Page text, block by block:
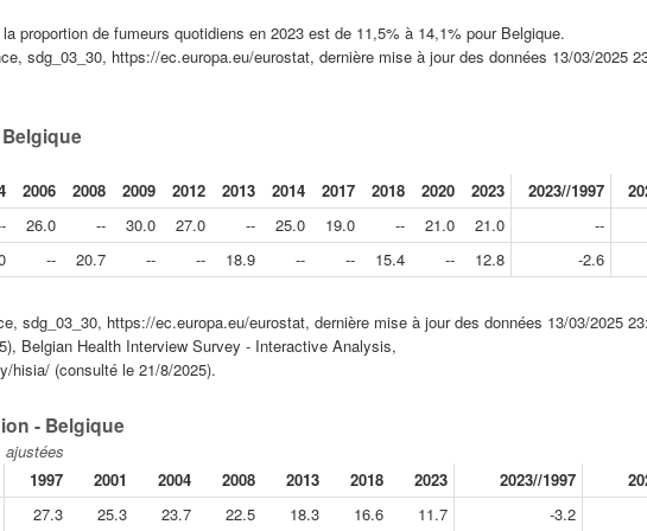
proportion de fumeurs quotidiens en 2023 est de 11,5% à 14,1% pour Belgique.
sdg_03_30, https://ec.europa.eu/eurostat, dernière mise à jour des données 13/03/2025
2006 2008 2009 2012 2013 2014 2017 2018 2020 2023 2023//1997
26.0 -- 30.0 27.0 -- 25.0 19.0 -- 21.0 21.0 --
-- 20.7 -- -- 18.9 -- -- 15.4 -- 12.8 -2.6
sdg_03_30, https://ec.europa.eu/eurostat, dernière mise à jour des données 13/03/2025
Belgian Health Interview Survey - Interactive Analysis,
hisia/ (consulté le 21/8/2025).
- Belgique
ajustées
1997
2001 2004 2008 2013 2018 2023 2023//1997
27.3 25.3 23.7 22.5 18.3 16.6 11.7 -3.2